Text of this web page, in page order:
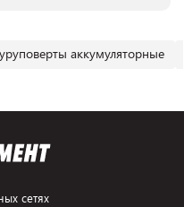
аккумуляторные
сетях